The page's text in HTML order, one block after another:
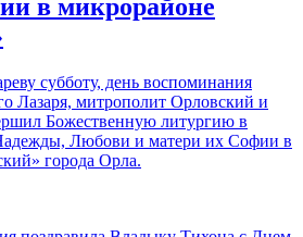
в микрорайоне
субботу, день воспоминания
Лазаря, митрополит Орловский и
Божественную литургию в
Любови и матери их Софии в
города Орла.